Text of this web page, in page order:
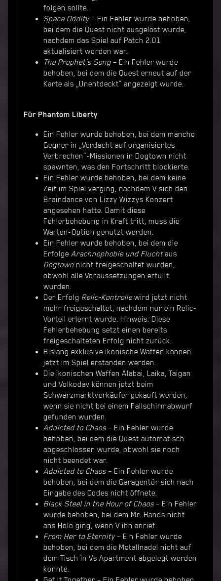
folgen sollte.
Space Oddity– Ein Fehler wurde behoben,
bei dem die Quest nicht ausgelöst wurde,
nachdem das Spiel auf Patch 2.01
aktualisiert worden war.
The Prophet’s Song – Ein Fehler wurde
behoben, bei dem die Quest erneut auf der
Karte als „Unentdeckt“ angezeigt wurde.
Für Phantom Liberty
Ein Fehler wurde behoben, bei dem manche
Gegner in „Verdacht auf organisiertes
Verbrechen“-Missionen in Dogtown nicht
spawnten, was den Fortschritt blockierte.
Ein Fehler wurde behoben, bei dem keine
Zeit im Spiel verging, nachdem V sich den
Braindance von Lizzy Wizzys Konzert
angesehen hatte. Damit diese
Fehlerbehebung in Kraft tritt, muss die
Warten-Option genutzt werden.
Ein Fehler wurde behoben, bei dem die
Erfolge Arachnophobie und Fluchtaus
Dogtown nicht freigeschaltet wurden,
obwohl alle Voraussetzungen erfüllt
wurden.
Der Erfolg Relic-Kontrollewird jetzt nicht
mehr freigeschaltet, nachdem nur ein Relic-
Vorteil erlernt wurde. Hinweis: Diese
Fehlerbehebung setzt einen bereits
freigeschalteten Erfolg nicht zurück.
Bislang exklusive ikonische Waffen können
jetzt im Spiel erstanden werden.
Die ikonischen Waffen Alabai, Laika, Taigan
und Volkodav können jetzt beim
Schwarzmarktverkäufer gekauft werden,
wenn sie nicht bei einem Fallschirmabwurf
gefunden wurden.
Addicted to Chaos– Ein Fehler wurde
behoben, bei dem die Quest automatisch
abgeschlossen wurde, obwohl sie noch
nicht beendet war.
Addicted to Chaos– Ein Fehler wurde
behoben, bei dem die Garagentür sich nach
Eingabe des Codes nicht öffnete.
Black Steel in the Hour of Chaos– Ein Fehler
wurde behoben, bei dem Mr. Hands nicht
ans Holo ging, wenn V ihn anrief.
From Her to Eternity– Ein Fehler wurde
behoben, bei dem die Metallnadel nicht auf
dem Tisch in Vs Apartment abgelegt werden
konnte.